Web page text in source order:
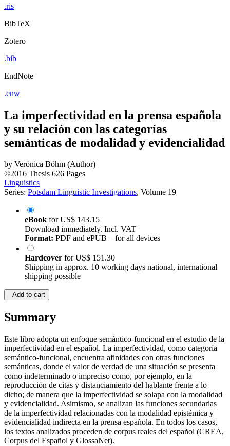
.ris
BibTeX
Zotero
.bib
EndNote
.enw
La imperfectividad en la prensa española
y su relación con las categorías
semánticas de modalidad y evidencialidad
by Verónica Böhm (Author)
©2016 Thesis 626 Pages
Linguistics
Series: Potsdam Linguistic Investigations, Volume 19
eBook forUS$ 143.15
Download immediately. Incl. VAT
Format: PDF and ePUB – for all devices
Hardcover forUS$ 151.30
Shipping in approx. 10 working days national, international
shipping possible
Add to cart
Summary
Este libro adopta un enfoque semántico-funcional en el estudio de la
imperfectividad en el español. La imperfectividad, como categoría
semántico-funcional, encuentra afinidades con otras funciones
semánticas, donde el valor de verdad de una situación se presenta
como indeterminado o impreciso como, por ejemplo, en la
reproducción de citas y distanciamiento del hablante frente a lo
dicho; de manera que la imperfectividad se solapa con la modalidad
y evidencialidad. Asimismo, se analizan las funciones secundarias
de la imperfectividad relacionadas con la modalidad epistémica y
evidencialidad indirecta en la prensa española. En todos los casos,
los textos analizados proceden de corpus reales del español (CREA,
Corpus del Español y GlossaNet).